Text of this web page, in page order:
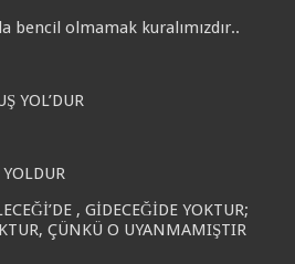
bencil olmamak kuralımızdır..
YOL’DUR
, GİDECEĞİDE YOKTUR;
ÇÜNKÜ O UYANMAMIŞTIR